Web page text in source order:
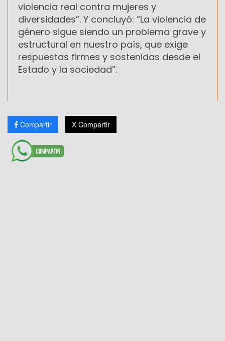
violencia real contra mujeres y
diversidades”. Y concluyó: “La violencia de
género sigue siendo un problema grave y
estructural en nuestro país, que exige
respuestas firmes y sostenidas desde el
Estado y la sociedad”.
Compartir X Compartir